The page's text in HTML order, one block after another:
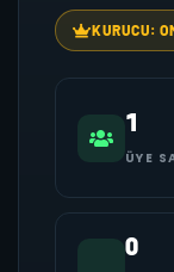
KURUCU:
1
ÜYE
0